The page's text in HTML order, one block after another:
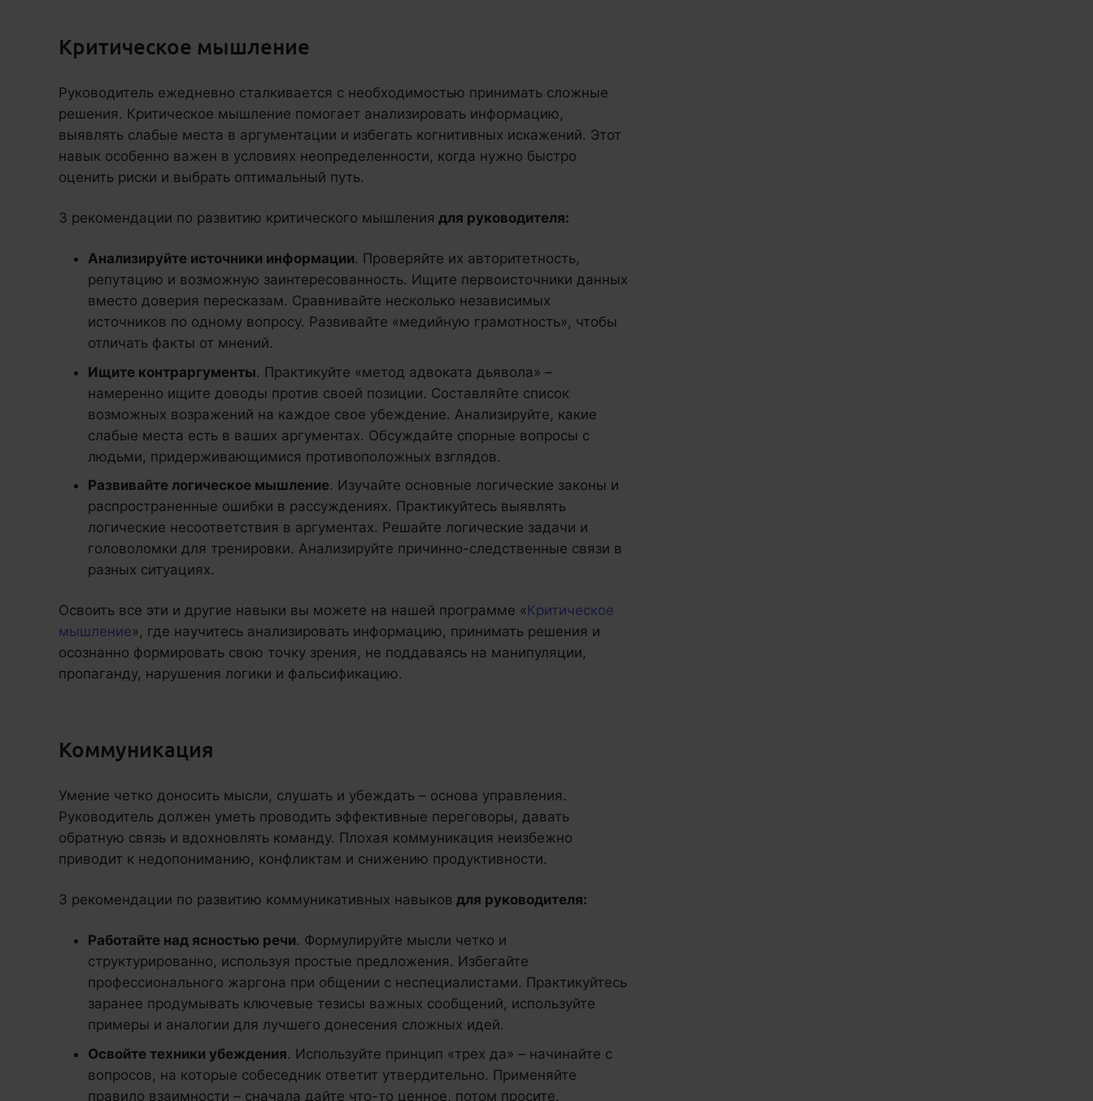
Критическое мышление
Руководитель ежедневно сталкивается с необходимостью принимать сложные
решения. Критическое мышление помогает анализировать информацию,
выявлять слабые места в аргументации и избегать когнитивных искажений. Этот
навык особенно важен в условиях неопределенности, когда нужно быстро
оценить риски и выбрать оптимальный путь.
3 рекомендации по развитию критического мышления для руководителя:
Анализируйте источники информации. Проверяйте их авторитетность,
репутацию и возможную заинтересованность. Ищите первоисточники данных
вместо доверия пересказам. Сравнивайте несколько независимых
источников по одному вопросу. Развивайте «медийную грамотность», чтобы
отличать факты от мнений.
Ищите контраргументы. Практикуйте «метод адвоката дьявола» –
намеренно ищите доводы против своей позиции. Составляйте список
возможных возражений на каждое свое убеждение. Анализируйте, какие
слабые места есть в ваших аргументах. Обсуждайте спорные вопросы с
людьми, придерживающимися противоположных взглядов.
Развивайте логическое мышление. Изучайте основные логические законы и
распространенные ошибки в рассуждениях. Практикуйтесь выявлять
логические несоответствия в аргументах. Решайте логические задачи и
головоломки для тренировки. Анализируйте причинно-следственные связи в
разных ситуациях.
Освоить все эти и другие навыки вы можете на нашей программе «Критическое
мышление», где научитесь анализировать информацию, принимать решения и
осознанно формировать свою точку зрения, не поддаваясь на манипуляции,
пропаганду, нарушения логики и фальсификацию.
Коммуникация
Умение четко доносить мысли, слушать и убеждать – основа управления.
Руководитель должен уметь проводить эффективные переговоры, давать
обратную связь и вдохновлять команду. Плохая коммуникация неизбежно
приводит к недопониманию, конфликтам и снижению продуктивности.
3 рекомендации по развитию коммуникативных навыков для руководителя:
Работайте над ясностью речи. Формулируйте мысли четко и
структурированно, используя простые предложения. Избегайте
профессионального жаргона при общении с неспециалистами. Практикуйтесь
заранее продумывать ключевые тезисы важных сообщений, используйте
примеры и аналогии для лучшего донесения сложных идей.
Освойте техники убеждения. Используйте принцип «трех да» – начинайте с
вопросов, на которые собеседник ответит утвердительно. Применяйте
правило взаимности – сначала дайте что-то ценное, потом просите.